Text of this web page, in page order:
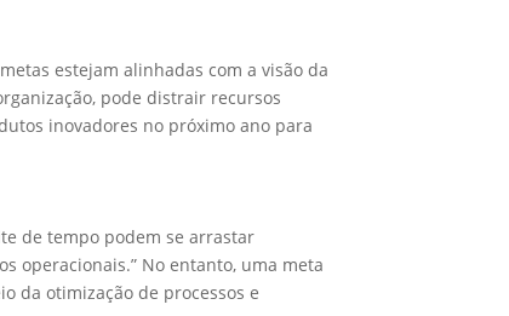
estejam alinhadas com a visão da
pode distrair recursos
inovadores no próximo ano para
de tempo podem se arrastar
operacionais.” No entanto, uma meta
da otimização de processos e